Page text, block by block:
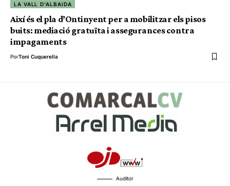
LA VALL D'ALBAIDA
Així és el pla d’Ontinyent per a mobilitzar els pisos
buits: mediació gratuïta i assegurances contra
impagaments
PorToni Cuquerella
Auditor